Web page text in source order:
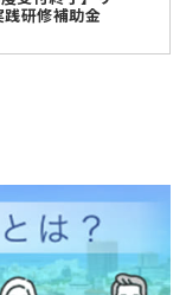
践研修補助金